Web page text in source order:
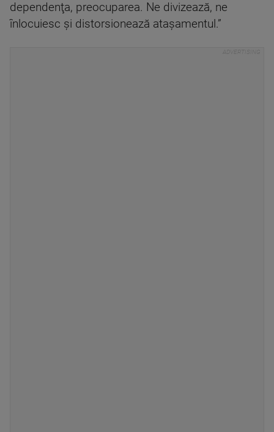
dependenţa, preocuparea. Ne divizează, ne
înlocuiesc şi distorsionează ataşamentul.”